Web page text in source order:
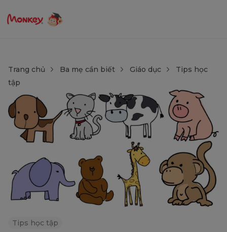
Trang chủ Ba mẹ cần biết Giáo dục
Tips học
tập
Tips học tập